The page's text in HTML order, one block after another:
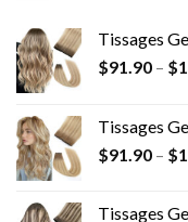
Tissages
$91.90 – $
Tissages
$91.90 – $
Tissages